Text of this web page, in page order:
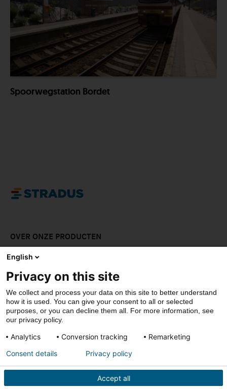
Spoorwegstation Bordet
OVER ONZE PRODUCTEN
LAAT JE INSPIREREN
DOWNLOADS
CONTACT
© Stradus
Privacy- & cookiepolicy
English
Privacy on this site
We collect and process your data on this site to better understand
how it is used. You can give your consent to all or selected
purposes, or you can decline them all. For more information, see
our privacy policy.
Analytics Conversion tracking Remarketing
Accept all
Consent details Privacy policy